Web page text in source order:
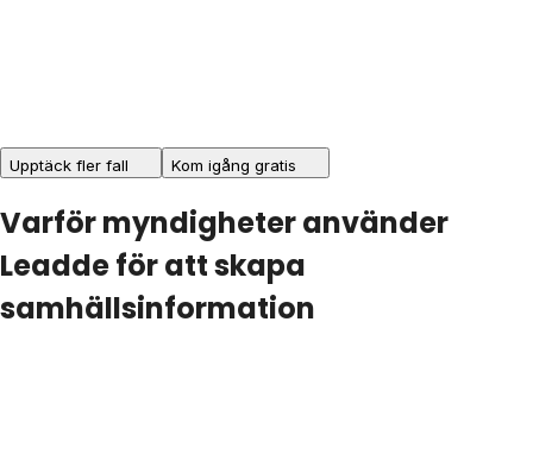
Upptäck fler fall Kom igång gratis
Varför myndigheter använder
Leadde för att skapa
samhällsinformation